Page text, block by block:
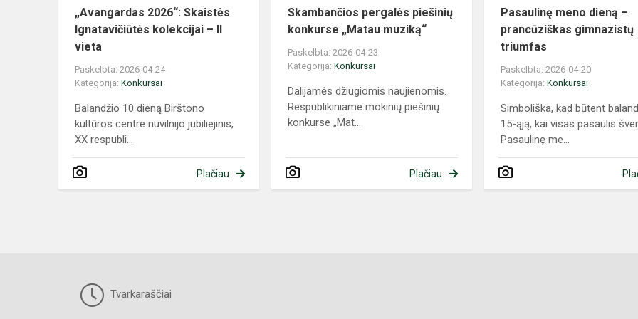
„Avangardas 2026“: Skaistės
Ignatavičiūtės kolekcijai – II
vieta
Paskelbta: 2026-04-24
Kategorija: Konkursai
​Balandžio 10 dieną Birštono
kultūros centre nuvilnijo jubiliejinis,
XX respubli...
Plačiau
Skambančios pergalės piešinių
konkurse „Matau muziką“
Paskelbta: 2026-04-23
Kategorija:Konkursai
Dalijamės džiugiomis naujienomis.
Respublikiniame mokinių piešinių
konkurse „Mat...
Plačiau
Pasaulinę meno dieną –
prancūziškas gimnazistų
triumfas
Paskelbta: 2026-04-20
Kategorija:Konkursai
Simboliška, kad būtent
15-ąją, kai visas pasaulis
Pasaulinę me...
Tvarkaraščiai